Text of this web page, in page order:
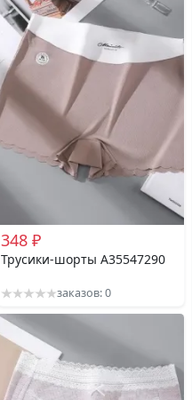
348 ₽
Трусики-шорты A35547290
заказов: 0